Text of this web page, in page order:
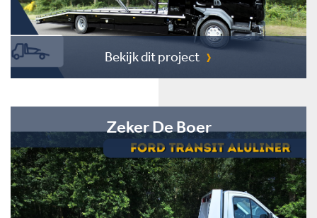
Bekijk dit project
Zeker De Boer